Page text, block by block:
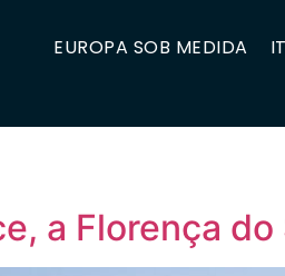
EUROPA SOB MEDIDA
a Florença do